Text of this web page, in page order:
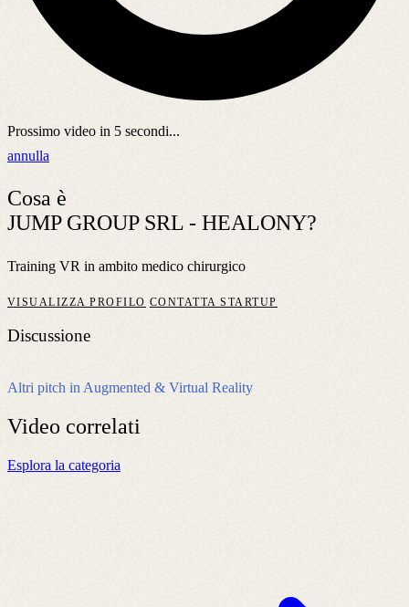
Prossimo video in 5 secondi...
annulla
Cosa è
JUMP GROUP SRL - HEALONY?
Training VR in ambito medico chirurgico
VISUALIZZA PROFILO CONTATTA STARTUP
Discussione
Altri pitch in Augmented & Virtual Reality
Video correlati
Esplora la categoria